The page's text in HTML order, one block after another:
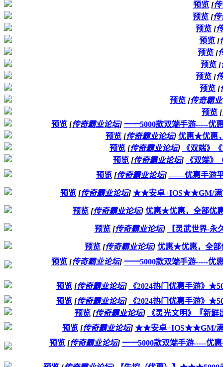
预览 [传
预览 [传
预览 [
预览 [
预览 [
预览 [
预览 [
预览 [
预览 [传奇霸
预览 [
预览 [传奇霸业论坛] 一一5000款双端手游-----
预览 [传奇霸业论坛] 优惠★优惠
预览 [传奇霸业论坛]
《双端》
预览 [传奇霸业论坛]
《双端》
预览 [传奇霸业论坛] ——优惠手游
预览 [传奇霸业论坛] ★★安卓+IOS★★GM/满
预览 [传奇霸业论坛] 优惠★优惠，全部优
预览 [传奇霸业论坛] 【灵武世界-永
预览 [传奇霸业论坛] 优惠★优惠，全部
预览 [传奇霸业论坛] 一一5000款双端手游-----
预览 [传奇霸业论坛]
《2024热门优惠手游》
预览 [传奇霸业论坛]
《2024热门优惠手游》
预览 [传奇霸业论坛]
《灵光文明》『新
预览 [传奇霸业论坛] ★★安卓+IOS★★GM/满
预览 [传奇霸业论坛] 一一5000款双端手游-----